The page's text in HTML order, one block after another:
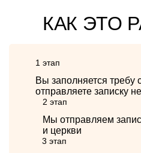
КАК ЭТО
1 этап
Вы заполняется требу
отправляете записку
2 этап
Мы отправляем
и церкви
3 этап